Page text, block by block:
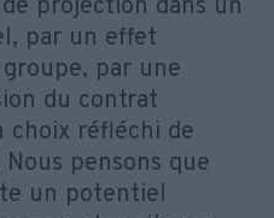
projection dans un
par un effet
par une
du contrat
choix réfléchi de
pensons que
un potentiel